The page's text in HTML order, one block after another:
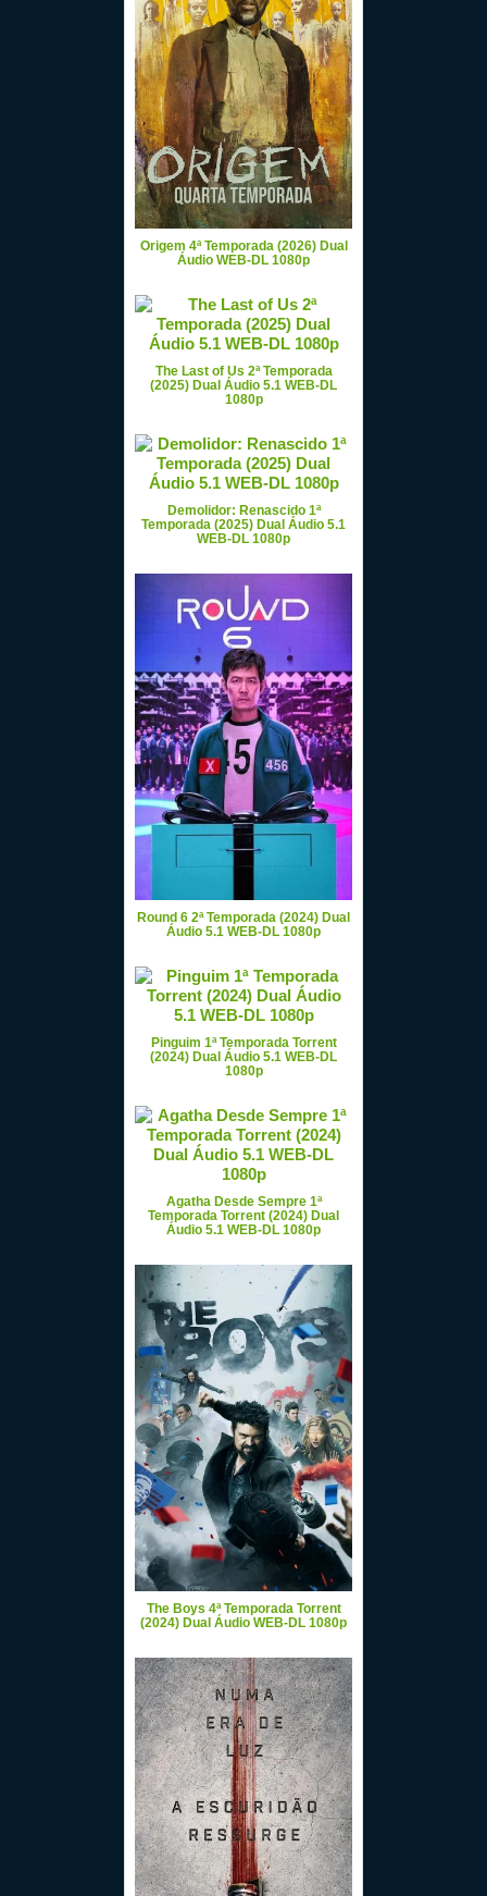
Origem 4ª Temporada (2026) Dual
Áudio WEB-DL 1080p
The Last of Us 2ª Temporada
(2025) Dual Áudio 5.1 WEB-DL
1080p
Demolidor: Renascido 1ª
Temporada (2025) Dual Áudio 5.1
WEB-DL 1080p
Round 6 2ª Temporada (2024) Dual
Áudio 5.1 WEB-DL 1080p
Pinguim 1ª Temporada Torrent
(2024) Dual Áudio 5.1 WEB-DL
1080p
Agatha Desde Sempre 1ª
Temporada Torrent (2024) Dual
Áudio 5.1 WEB-DL 1080p
The Boys 4ª Temporada Torrent
(2024) Dual Áudio WEB-DL 1080p